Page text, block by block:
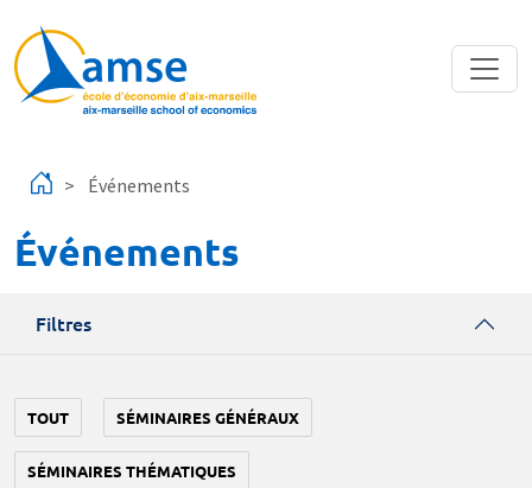
Événements
Événements
Filtres
TOUT SÉMINAIRES GÉNÉRAUX
SÉMINAIRES THÉMATIQUES